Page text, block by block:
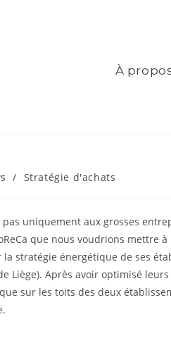
À
/ Stratégie d'achats
pas uniquement aux grosses
que nous voudrions mettre
stratégie énergétique de ses
Liège). Après avoir optimisé
sur les toits des deux